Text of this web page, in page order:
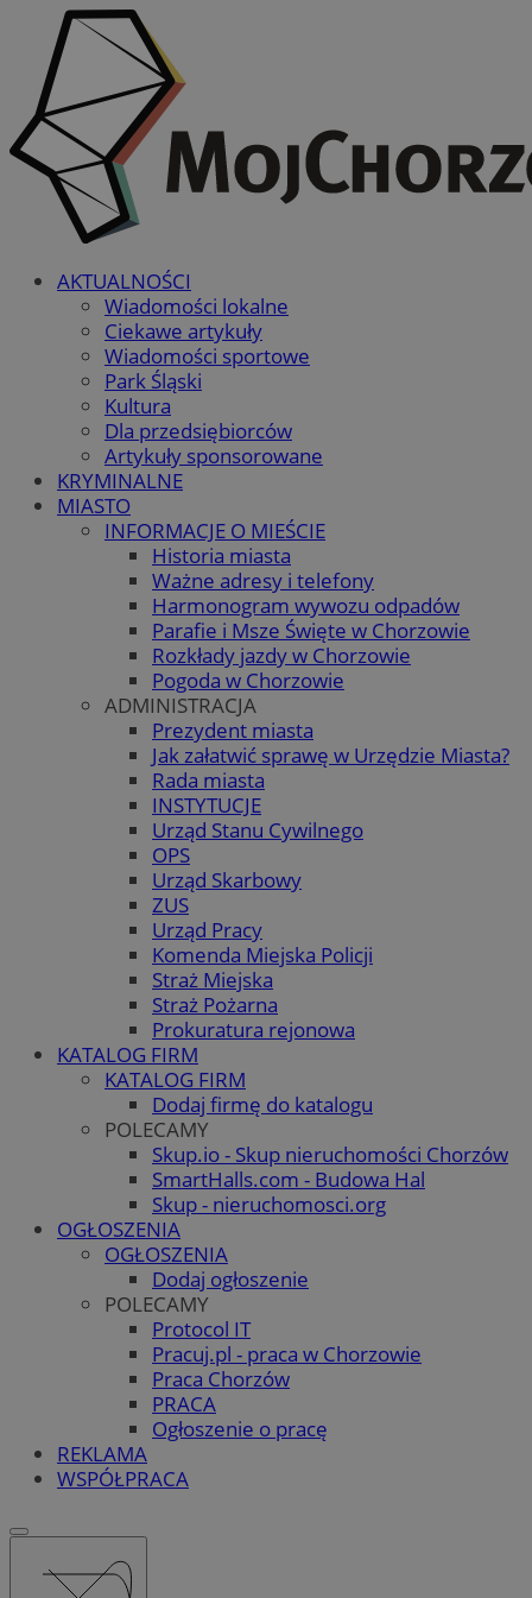
AKTUALNOŚCI
Wiadomości lokalne
Ciekawe artykuły
Wiadomości sportowe
Park Śląski
Kultura
Dla przedsiębiorców
Artykuły sponsorowane
KRYMINALNE
MIASTO
INFORMACJE O MIEŚCIE
Historia miasta
Ważne adresy i telefony
Harmonogram wywozu odpadów
Parafie i Msze Święte w Chorzowie
Rozkłady jazdy w Chorzowie
Pogoda w Chorzowie
ADMINISTRACJA
Prezydent miasta
Jak załatwić sprawę w Urzędzie Miasta?
Rada miasta
INSTYTUCJE
Urząd Stanu Cywilnego
OPS
Urząd Skarbowy
ZUS
Urząd Pracy
Komenda Miejska Policji
Straż Miejska
Straż Pożarna
Prokuratura rejonowa
KATALOG FIRM
KATALOG FIRM
Dodaj firmę do katalogu
POLECAMY
Skup.io - Skup nieruchomości Chorzów
SmartHalls.com - Budowa Hal
Skup - nieruchomosci.org
OGŁOSZENIA
OGŁOSZENIA
Dodaj ogłoszenie
POLECAMY
Protocol IT
Pracuj.pl - praca w Chorzowie
Praca Chorzów
PRACA
Ogłoszenie o pracę
REKLAMA
WSPÓŁPRACA